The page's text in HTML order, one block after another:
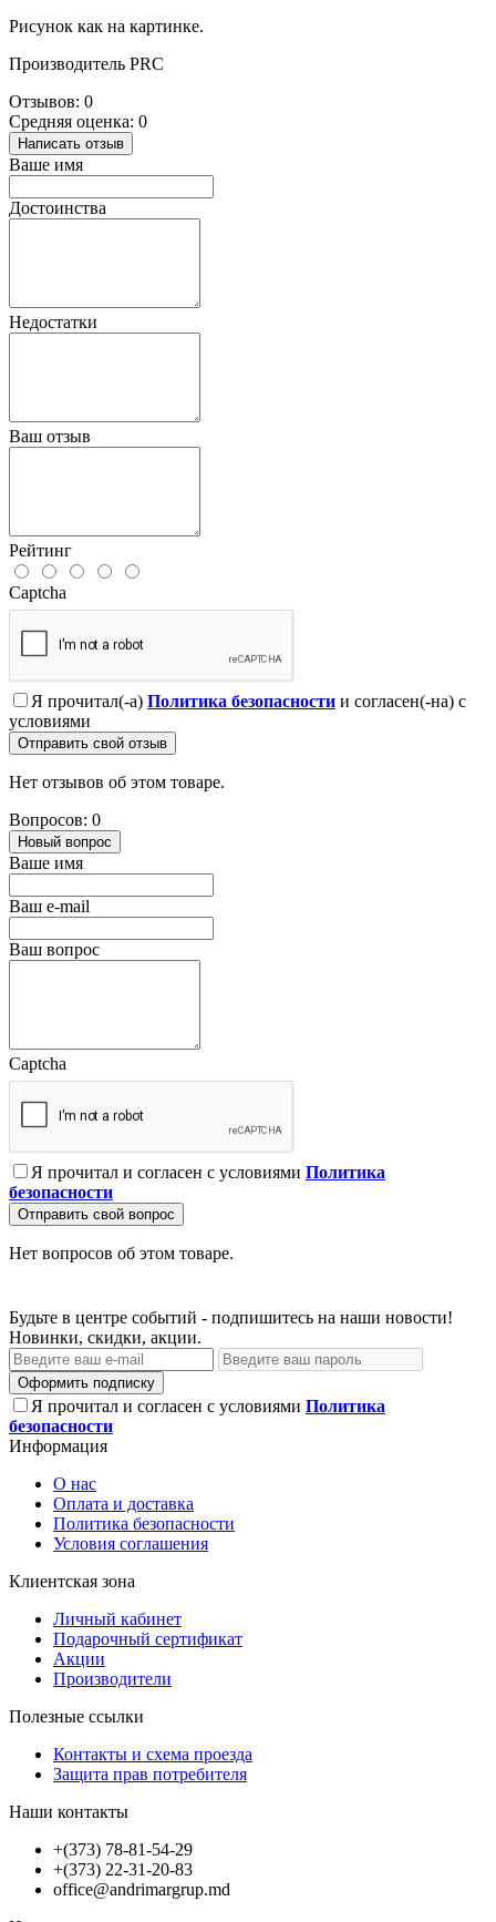
Рисунок как на картинке.
Производитель PRC
Отзывов: 0
Средняя оценка: 0
Написать отзыв
Ваше имя
Достоинства
Недостатки
Ваш отзыв
Рейтинг
Captcha
Я прочитал(-а) Политика безопасности и согласен(-на) с
условиями
Отправить свой отзыв
Нет отзывов об этом товаре.
Вопросов: 0
Новый вопрос
Ваше имя
Ваш e-mail
Ваш вопрос
Captcha
Я прочитал и согласен с условиями Политика
безопасности
Отправить свой вопрос
Нет вопросов об этом товаре.
Будьте в центре событий - подпишитесь на наши новости!
Новинки, скидки, акции.
Оформить подписку
Я прочитал и согласен с условиями Политика
безопасности
Информация
О нас
Оплата и доставка
Политика безопасности
Условия соглашения
Клиентская зона
Личный кабинет
Подарочный сертификат
Акции
Производители
Полезные ссылки
Контакты и схема проезда
Защита прав потребителя
Наши контакты
+(373) 78-81-54-29
+(373) 22-31-20-83
office@andrimargrup.md